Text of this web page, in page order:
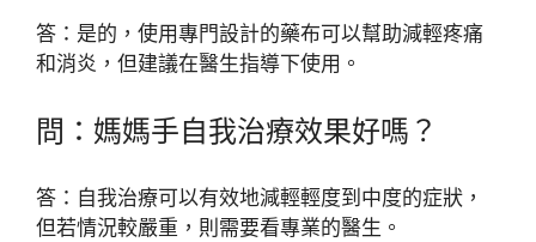
答：是的，使用專門設計的藥布可以幫助減輕疼痛
和消炎，但建議在醫生指導下使用。
問：媽媽手自我治療效果好嗎？
答：自我治療可以有效地減輕輕度到中度的症狀，
但若情況較嚴重，則需要看專業的醫生。